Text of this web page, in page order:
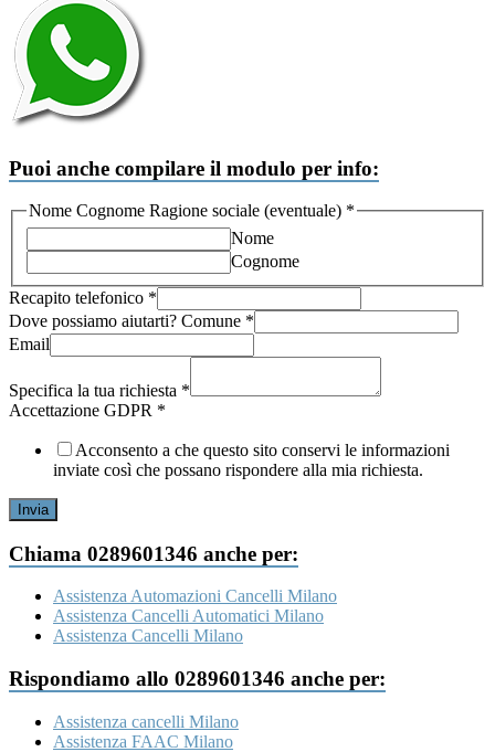
Puoi anche compilare il modulo per info:
Email
possiamo
Comune
Nome Cognome Ragione sociale (eventuale) *
Nome
Cognome
Recapito telefonico *
Dove possiamo aiutarti? Comune *
Email
Specifica la tua richiesta *
Accettazione GDPR *
Acconsento a che questo sito conservi le informazioni
inviate così che possano rispondere alla mia richiesta.
Invia
Chiama 0289601346 anche per:
Assistenza Automazioni Cancelli Milano
Assistenza Cancelli Automatici Milano
Assistenza Cancelli Milano
Rispondiamo allo 0289601346 anche per:
Assistenza cancelli Milano
Assistenza FAAC Milano